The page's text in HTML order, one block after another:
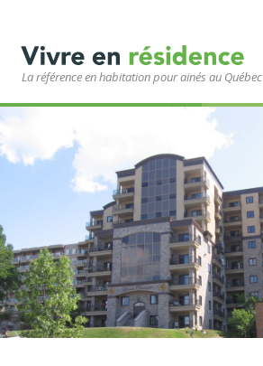
La référence en habitation pour ainés au Québec